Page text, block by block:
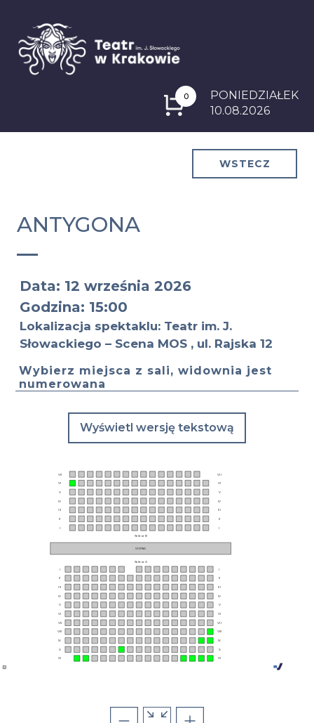
0
PONIEDZIAŁEK
10.08.2026
WSTECZ
ANTYGONA
Data: 12 września 2026
Godzina: 15:00
Lokalizacja spektaklu: Teatr im. J.
Słowackiego – Scena MOS , ul. Rajska 12
Wybierz miejsca z sali, widownia jest
numerowana
Wyświetl wersję tekstową
SCENA
Sektor B
Sektor A
I
II
III
IV
V
VI
VII
VIII
IX
X
XI
VII
VI
V
IV
III
II
I
I
II
III
IV
V
VI
VII
VIII
IX
X
XI
VII
VI
V
IV
III
II
I